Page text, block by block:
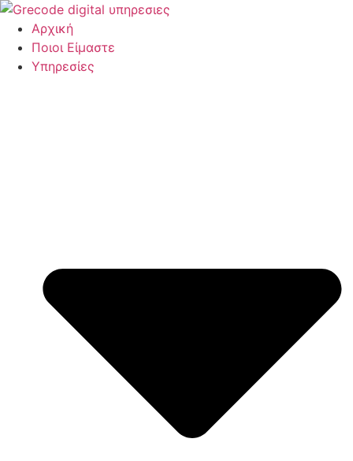
Μετάβαση
στο
περιεχόμενο
Αρχική
Ποιοι Είμαστε
Υπηρεσίες